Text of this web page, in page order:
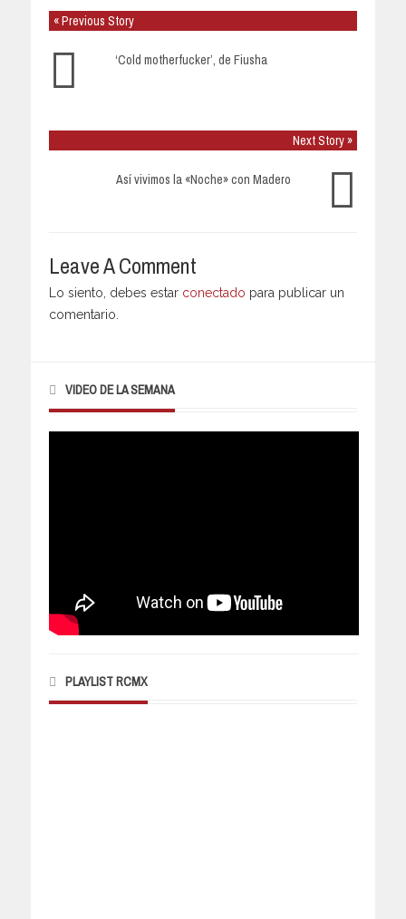
« Previous Story
‘Cold motherfucker’, de Fiusha
Next Story »
Así vivimos la «Noche» con Madero
Leave A Comment
Lo siento, debes estar conectado para publicar un
comentario.
VIDEO DE LA SEMANA
PLAYLIST RCMX